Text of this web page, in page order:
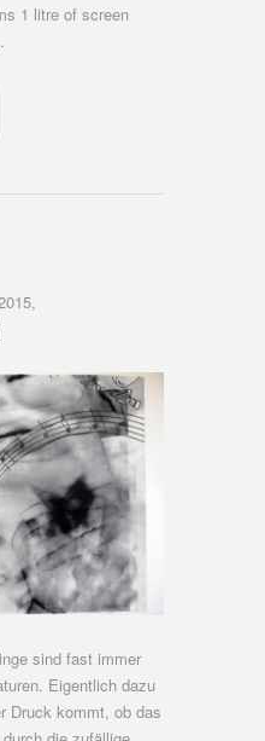
1 litre of screen
sind fast immer
Eigentlich dazu
Druck kommt, ob das